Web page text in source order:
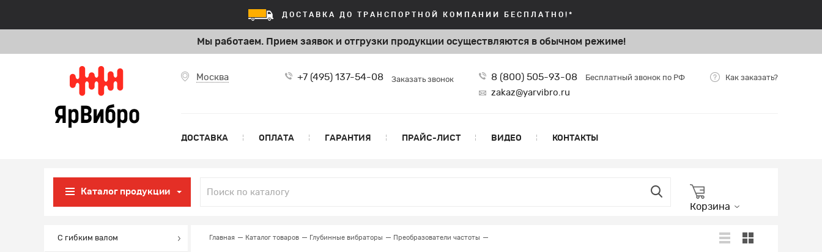
ДОСТАВКА ДО ТРАНСПОРТНОЙ КОМПАНИИ БЕСПЛАТНО!*
Мы работаем. Прием заявок и отгрузки продукции осуществляются в обычном режиме!
Москва +7 (495) 137-54-08 Заказать звонок 8 (800) 505-93-08 Бесплатный звонок по РФ
zakaz@yarvibro.ru
Как заказать?
ДОСТАВКА ОПЛАТА ГАРАНТИЯ ПРАЙС-ЛИСТ ВИДЕО КОНТАКТЫ
Каталог продукции
Корзина
С гибким валом Главная Каталог товаров Глубинные вибраторы Преобразователи частоты